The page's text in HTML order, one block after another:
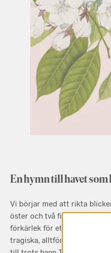
En hymn till havet som
Vi börjar med att rikta
öster och två finländska
förkärlek för ett mörkare,
tragiska, alltför tidiga död i